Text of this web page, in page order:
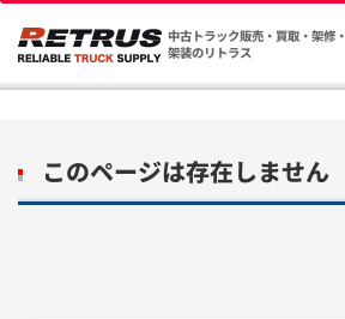
中古トラック販売・買取・架修・
架装のリトラス
このページは存在しません